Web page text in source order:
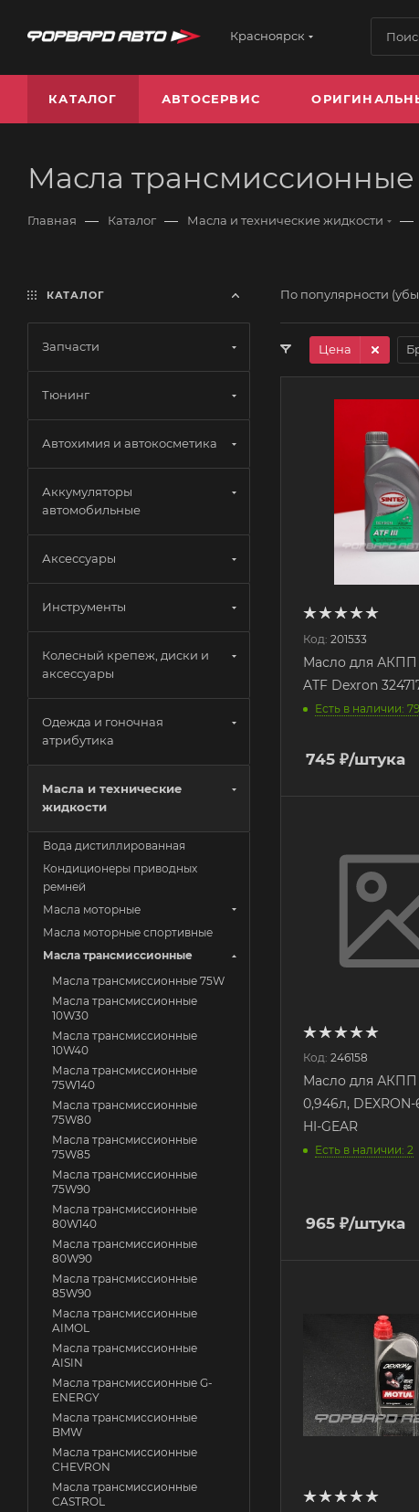
Красноярск
КАТАЛОГ АВТОСЕРВИС
Масла трансмиссионные
Главная — Каталог — Масла и технические жидкости —
По популярности
Цена
Код: 201533
Масло для АКПП
ATF Dexron
Есть в наличии: 79
745 ₽/штука
Код: 246158
Масло для АКПП
0,946л,
HI-GEAR
Есть в наличии: 2
965 ₽/штука
КАТАЛОГ
Запчасти
Тюнинг
Автохимия и автокосметика
Аккумуляторы
автомобильные
Аксессуары
Инструменты
Колесный крепеж, диски и
аксессуары
Одежда и гоночная
атрибутика
Масла и технические
жидкости
Вода дистиллированная
Кондиционеры приводных
ремней
Масла моторные
Масла моторные спортивные
Масла трансмиссионные
Масла трансмиссионные 75W
Масла трансмиссионные
10W30
Масла трансмиссионные
10W40
Масла трансмиссионные
75W140
Масла трансмиссионные
75W80
Масла трансмиссионные
75W85
Масла трансмиссионные
75W90
Масла трансмиссионные
80W140
Масла трансмиссионные
80W90
Масла трансмиссионные
85W90
Масла трансмиссионные
AIMOL
Масла трансмиссионные
AISIN
Масла трансмиссионные G-
ENERGY
Масла трансмиссионные
BMW
Масла трансмиссионные
CHEVRON
Масла трансмиссионные
CASTROL